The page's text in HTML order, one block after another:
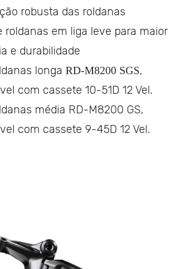
robusta das roldanas
roldanas em liga leve para maior
e durabilidade
longa RD-M8200 SGS,
com cassete 10-51D 12 Vel.
média RD-M8200 GS,
com cassete 9-45D 12 Vel.